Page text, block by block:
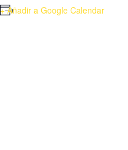
+ Añadir a Google Calendar